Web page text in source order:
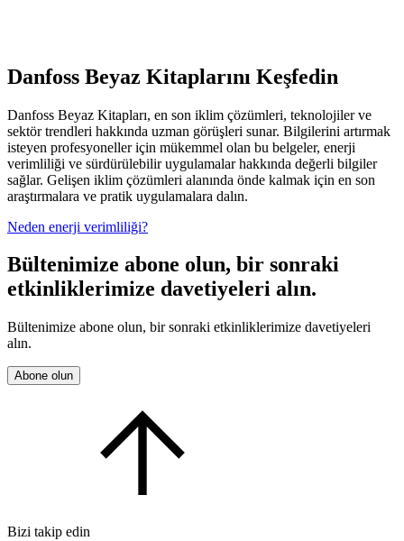
Danfoss Beyaz Kitaplarını Keşfedin
Danfoss Beyaz Kitapları, en son iklim çözümleri, teknolojiler ve
sektör trendleri hakkında uzman görüşleri sunar. Bilgilerini artırmak
isteyen profesyoneller için mükemmel olan bu belgeler, enerji
verimliliği ve sürdürülebilir uygulamalar hakkında değerli bilgiler
sağlar. Gelişen iklim çözümleri alanında önde kalmak için en son
araştırmalara ve pratik uygulamalara dalın.
Neden enerji verimliliği?
Bültenimize abone olun, bir sonraki
etkinliklerimize davetiyeleri alın.
Bültenimize abone olun, bir sonraki etkinliklerimize davetiyeleri
alın.
Abone olun
Bizi takip edin